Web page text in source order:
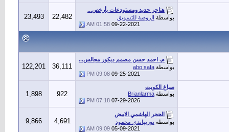
هناجر حديد ومستودعات بأرخص...
بواسطة الروضة للتسويق
09-22-2021
01:58 AM
22,482
23,493
م. احمد حسن مصمم ديكور مجالس...
بواسطة abo safa
09-25-2021
09:08 PM
36,111
122,201
صباغ الكويت
بواسطة Brianlarma
07-29-2026
07:18 PM
922
1,898
الحجر الهاشمي الابيض
بواسطة نوريهاندى محمود
05-09-2021
09:09 AM
4,691
9,866